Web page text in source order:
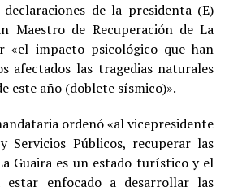
de la presidenta (E)
Maestro de Recuperación de La
«el impacto psicológico que han
afectados las tragedias naturales
este año (doblete sísmico)».
ordenó «al vicepresidente
Servicios Públicos, recuperar las
Guaira es un estado turístico y el
enfocado a desarrollar las